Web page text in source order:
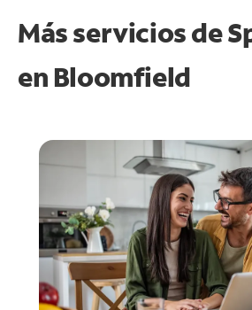
Más servicios de
en Bloomfield